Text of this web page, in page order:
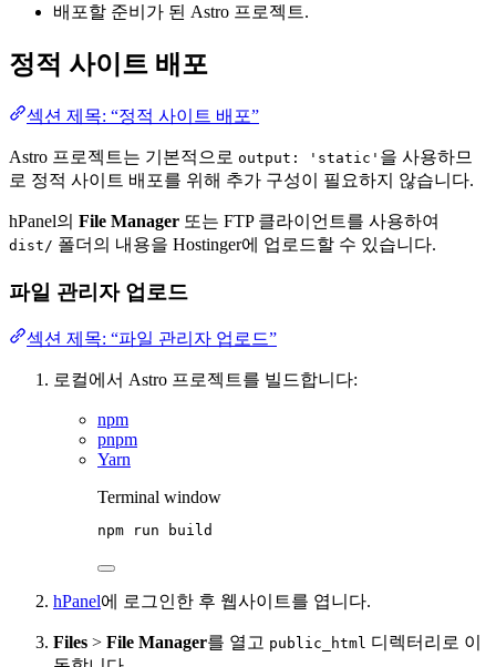
배포할 준비가 된 Astro 프로젝트.
정적 사이트 배포
섹션 제목: “정적 사이트 배포”
Astro 프로젝트는 기본적으로 output: 'static' 을 사용하므
로 정적 사이트 배포를 위해 추가 구성이 필요하지 않습니다.
hPanel의 File Manager 또는 FTP 클라이언트를 사용하여
dist/ 폴더의 내용을 Hostinger에 업로드할 수 있습니다.
파일 관리자 업로드
섹션 제목: “파일 관리자 업로드”
로컬에서 Astro 프로젝트를 빌드합니다:
npm
pnpm
Yarn
Terminal window
npm run build
hPanel에 로그인한 후 웹사이트를 엽니다.
Files > File Manager를 열고 public_html 디렉터리로 이